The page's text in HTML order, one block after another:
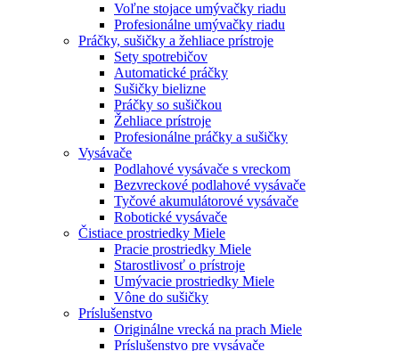
Voľne stojace umývačky riadu
Profesionálne umývačky riadu
Práčky, sušičky a žehliace prístroje
Sety spotrebičov
Automatické práčky
Sušičky bielizne
Práčky so sušičkou
Žehliace prístroje
Profesionálne práčky a sušičky
Vysávače
Podlahové vysávače s vreckom
Bezvreckové podlahové vysávače
Tyčové akumulátorové vysávače
Robotické vysávače
Čistiace prostriedky Miele
Pracie prostriedky Miele
Starostlivosť o prístroje
Umývacie prostriedky Miele
Vône do sušičky
Príslušenstvo
Originálne vrecká na prach Miele
Príslušenstvo pre vysávače